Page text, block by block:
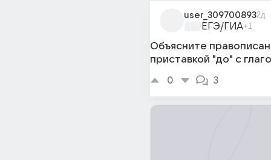
user_3097008932д
ЕГЭ/ГИА+1
Объясните
приставкой "до" с
0
3